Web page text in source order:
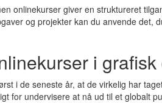
onlinekurser giver en struktureret
og projekter kan du anvende det,
i
i de seneste år, at de virkelig har
for undervisere at nå ud til et globalt